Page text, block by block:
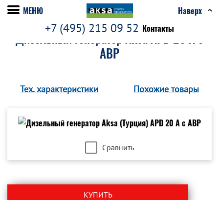
+7 (495) 215 09 52 Контакты
МЕНЮ Наверх
Дизельный генератор Aksa APD 20 A с
АВР
Тех. характеристики Похожие товары
Сравнить
КУПИТЬ